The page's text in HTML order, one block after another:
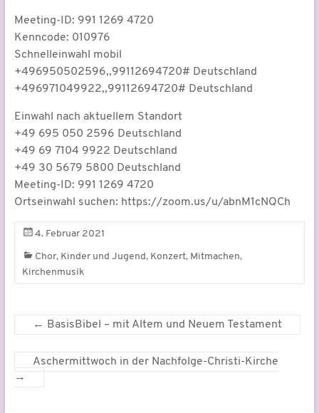
Meeting-ID: 991 1269 4720
Kenncode: 010976
Schnelleinwahl mobil
+496950502596,,99112694720# Deutschland
+496971049922,,99112694720# Deutschland
Einwahl nach aktuellem Standort
+49 695 050 2596 Deutschland
+49 69 7104 9922 Deutschland
+49 30 5679 5800 Deutschland
Meeting-ID: 991 1269 4720
Ortseinwahl suchen: https://zoom.us/u/abnM1cNQCh
4. Februar 2021
Chor, Kinder und Jugend, Konzert, Mitmachen,
Kirchenmusik
← BasisBibel – mit Altem und Neuem Testament
Aschermittwoch in der Nachfolge-Christi-Kirche
→